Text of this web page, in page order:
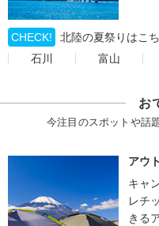
CHECK!
北陸の夏祭りはこ
石川
富山
お
今注目のスポットや話
アウ
キャ
レチ
きる